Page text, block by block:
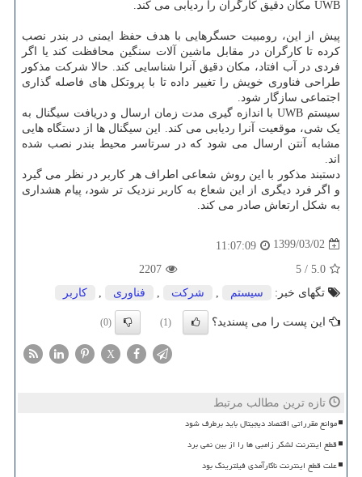
UWB مکان دقیق کارگران را ردیابی می کند.
پیش از این، رومبیت حسگرهایی با هدف حفظ ایمنی در بندر نصب
کرده تا کارگران در مقابل ماشین آلات سنگین محافظت کند یا اگر
فردی در آب افتاد، مکان دقیق آنرا شناسایی کند. حالا شرکت مذکور
طراحی فناوری خویش را تغییر داده تا با پروتکل های فاصله گذاری
اجتماعی سازگار شود.
سیستم UWB با اندازه گیری مدت زمان ارسال و دریافت سیگنال به
یک شی، موقعیت آنرا ردیابی می کند. این سیگنال ها از دستگاه هایی
مشابه آنتن ارسال می شود که در سرتاسر محیط بندر نصب شده
اند.
دستبند مذکور با این روش شعاعی اطراف هر کاربر در نظر می گیرد
و اگر فرد دیگری از این شعاع به کاربر نزدیک تر شود، پیام هشداری
به شکل ارتعاش صادر می کند.
1399/03/02
11:07:09
5.0
/
5
2207
تگهای خبر:
سیستم شركت فناوری كاربر
این پست را می پسندید؟ (1)
(0)
X
تازه ترین مطالب مرتبط
موانع مقرراتی اقتصاد دیجیتال باید برطرف شود
قطع اینترنت لشکر زامبی ها را از بین نمی برد
علت قطع اینترنت ناکارآمدی فیلترینگ بود